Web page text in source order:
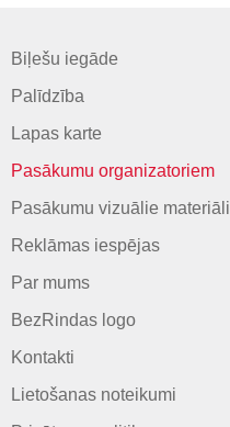
Biļešu iegāde
Palīdzība
Lapas karte
Pasākumu organizatoriem
Pasākumu vizuālie materiāli
Reklāmas iespējas
Par mums
BezRindas logo
Kontakti
Lietošanas noteikumi